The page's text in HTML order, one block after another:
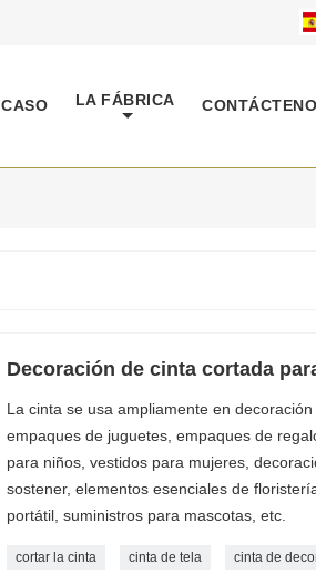
CASO LA FÁBRICA
Decoración de cinta cortada
La cinta se usa ampliamente en
empaques de juguetes, empaques de
para niños, vestidos para mujeres,
sostener, elementos esenciales de
portátil, suministros para mascotas, etc.
cortar la cinta cinta de tela cinta de